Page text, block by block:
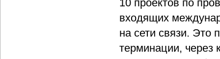
10 проектов по
входящих
на сети связи. Это
терминации, через